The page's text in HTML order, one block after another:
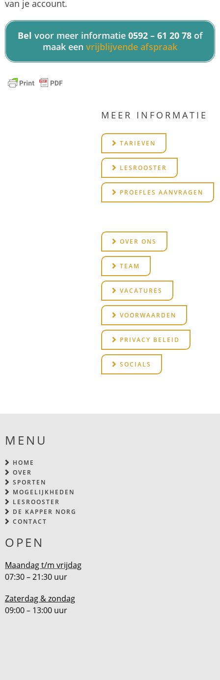
van je account.
Bel voor meer informatie 0592 – 61 20 78of
maak een vrijblijvende afspraak
MEER INFORMATIE
TARIEVEN
LESROOSTER
PROEFLES AANVRAGEN
OVER ONS
TEAM
VACATURES
VOORWAARDEN
PRIVACY BELEID
SOCIALS
MENU
HOME
OVER
SPORTEN
MOGELIJKHEDEN
LESROOSTER
DE KAPPER NORG
CONTACT
OPEN
Maandag t/m vrijdag
07:30 – 21:30 uur
Zaterdag & zondag
09:00 – 13:00 uur